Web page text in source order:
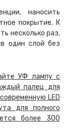
наносить
покрытие. К
несколько раз,
один слой без
УФ лампу с
палец для
LED
для полного
более 300